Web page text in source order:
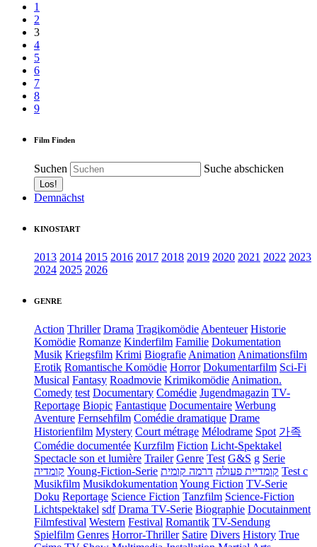
1
2
3
4
5
6
7
8
9
Film Finden
Suchen Suche abschicken
Demnächst
KINOSTART
2013 2014 2015 2016 2017 2018 2019 2020 2021 2022 2023
2024 2025 2026
GENRE
Action Thriller Drama Tragikomödie Abenteuer Historie
Komödie Romanze Kinderfilm Familie Dokumentation
Musik Kriegsfilm Krimi Biografie Animation Animationsfilm
Erotik Romantische Komödie Horror Dokumentarfilm Sci-Fi
Musical Fantasy Roadmovie Krimikomödie Animation.
Comedy test Documentary Comédie Jugendmagazin TV-
Reportage Biopic Fantastique Documentaire Werbung
Aventure Fernsehfilm Comédie dramatique Drame
Historienfilm Mystery Court métrage Mélodrame Spot 가족
Comédie documentée Kurzfilm Fiction Licht-Spektakel
Spectacle son et lumière Trailer Genre Test G&S g Serie
קומדיה Young-Fiction-Serie קומדיית פעולה דרמה קומית
Test c
Musikfilm Musikdokumentation Young Fiction TV-Serie
Doku Reportage Science Fiction Tanzfilm Science-Fiction
Lichtspektakel sdf Drama TV-Serie Biographie Docutainment
Filmfestival Western Festival Romantik TV-Sendung
Spielfilm Genres Horror-Thriller Satire Divers History True